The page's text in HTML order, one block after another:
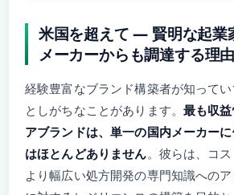
米国を超えて — 賢明な起業
メーカーからも調達する理由
経験豊富なブランド構築者が知って
としがちなことがあります。 最も収
アブランドは、単一の国内メーカー
はほとんどありません。彼らは、コス
より幅広い処方開発の専門知識への